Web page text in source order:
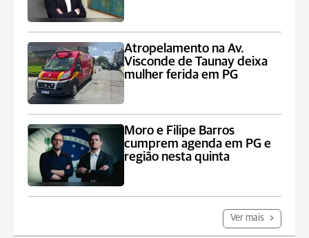
Atropelamento na Av.
Visconde de Taunay deixa
mulher ferida em PG
Moro e Filipe Barros
cumprem agenda em PG e
região nesta quinta
Ver mais